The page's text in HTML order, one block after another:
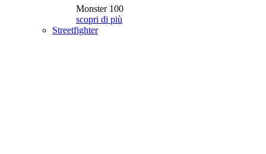
Monster 100
scopri di più
Streetfighter